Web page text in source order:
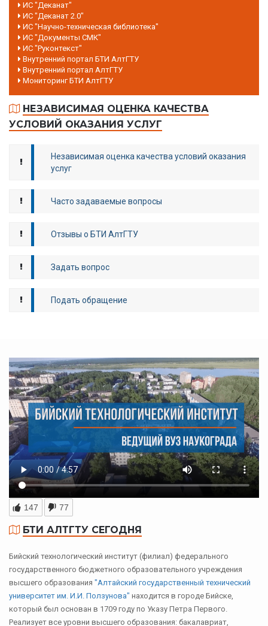
ИС "Деканат"
ИС "Деканат 2.0"
ИС "Научно-техническая библиотека"
ИС "Документы СМК"
ИС "Руконтекст"
Внутренний портал БТИ АлтГТУ
Внутренний портал АлтГТУ
Мониторинг БТИ АлтГТУ
НЕЗАВИСИМАЯ ОЦЕНКА КАЧЕСТВА
УСЛОВИЙ ОКАЗАНИЯ УСЛУГ
Независимая оценка качества условий оказания
услуг
Часто задаваемые вопросы
Отзывы о БТИ АлтГТУ
Задать вопрос
Подать обращение
147 77
БТИ АЛТГТУ СЕГОДНЯ
Бийский технологический институт (филиал) федерального
государственного бюджетного образовательного учреждения
высшего образования "Алтайский государственный технический
университет им. И.И. Ползунова" находится в городе Бийске,
который был основан в 1709 году по Указу Петра Первого.
Реализует все уровни высшего образования: бакалавриат,